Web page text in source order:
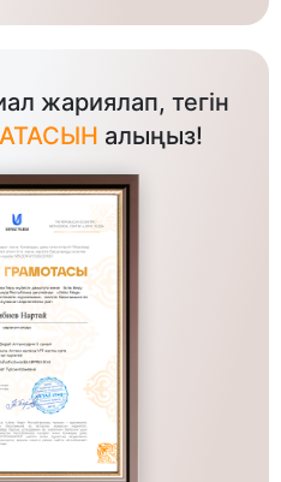
жариялап, тегін
алыңыз!